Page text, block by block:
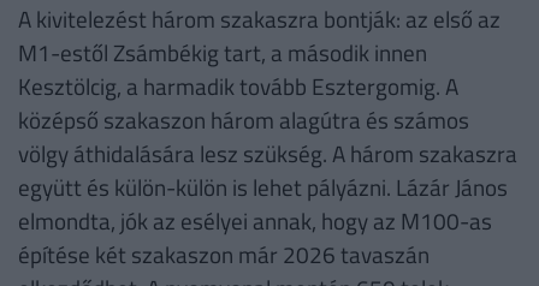
A kivitelezést három szakaszra bontják: az első az
M1-estől Zsámbékig tart, a második innen
Kesztölcig, a harmadik tovább Esztergomig. A
középső szakaszon három alagútra és számos
völgy áthidalására lesz szükség. A három szakaszra
együtt és külön-külön is lehet pályázni. Lázár János
elmondta, jók az esélyei annak, hogy az M100-as
építése két szakaszon már 2026 tavaszán